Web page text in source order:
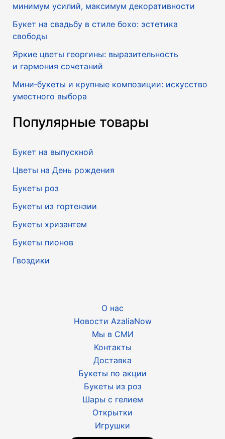
минимум усилий, максимум декоративности
Букет на свадьбу в стиле бохо: эстетика
свободы
Яркие цветы георгины: выразительность
и гармония сочетаний
Мини‑букеты и крупные композиции: искусство
уместного выбора
Популярные товары
Букет на выпускной
Цветы на День рождения
Букеты роз
Букеты из гортензии
Букеты хризантем
Букеты пионов
Гвоздики
О нас
Новости AzaliaNow
Мы в СМИ
Контакты
Доставка
Букеты по акции
Букеты из роз
Шары с гелием
Открытки
Игрушки